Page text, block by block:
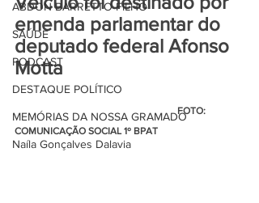
ABDON BARRETTO FILHO
SAÚDE
PODCAST
DESTAQUE POLÍTICO
MEMÓRIAS DA NOSSA GRAMADO
Naíla Gonçalves Dalavia
emenda parlamentar do
deputado federal Afonso
Motta
                                                                   FOTO:
COMUNICAÇÃO SOCIAL 1º BPAT